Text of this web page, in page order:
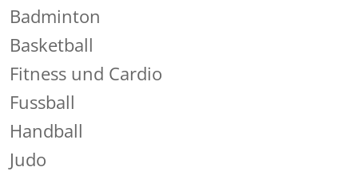
Badminton
Basketball
Fitness und Cardio
Fussball
Handball
Judo